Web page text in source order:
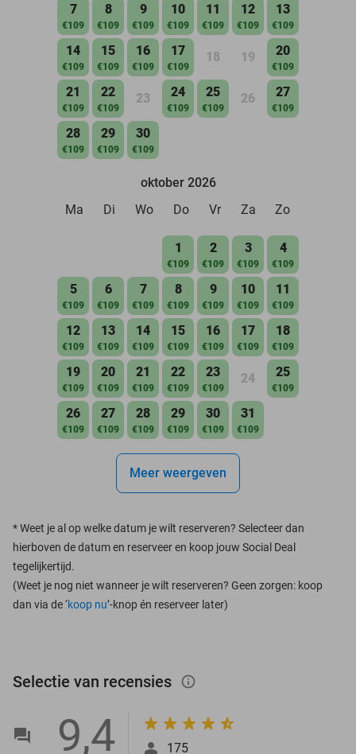
7
€109
8
€109
9
€109
10
€109
11
€109
12
€109
13
€109
14
€109
15
€109
16
€109
17
€109
18 19 20
€109
21
€109
22
€109
23 24
€109
25
€109
26 27
€109
28
€109
29
€109
30
€109
oktober 2026
Ma
Di Wo Do Vr Za Zo
1
€109
2
€109
3
€109
4
€109
5
€109
6
€109
7
€109
8
€109
9
€109
10
€109
11
€109
12
€109
13
€109
14
€109
15
€109
16
€109
17
€109
18
€109
19
€109
20
€109
21
€109
22
€109
23
€109
24 25
€109
26
€109
27
€109
28
€109
29
€109
30
€109
31
€109
Meer weergeven
*Weet je al op welke datum je wilt reserveren? Selecteer dan
hierboven de datum en reserveer en koop jouw Social Deal
tegelijkertijd.
(Weet je nog niet wanneer je wilt reserveren? Geen zorgen: koop
dan via de ‘koop nu’-knop én reserveer later)
Selectie van recensies info_outlined
9,4 175